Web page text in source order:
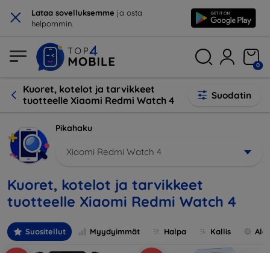
× Lataa sovelluksemme ja osta
helpommin.
0
Kuoret, kotelot ja tarvikkeet
tuotteelle Xiaomi Redmi Watch 4
Suodatin
Pikahaku
Xiaomi Redmi Watch 4
Kuoret, kotelot ja tarvikkeet
tuotteelle Xiaomi Redmi Watch 4
Suositellut Myydyimmät Halpa Kallis